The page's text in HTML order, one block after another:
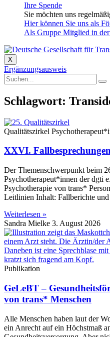
Ihre Spende
Sie möchten uns
Hier können Sie uns als
Als Gruppe Mitglied in
X
Ergänzungsausweis
Schlagwort:
Qualitätszirkel
XXVI.
Der Themenschwerpunkt beim
Psychotherapeut*innen der dgti
Psychotherapie von trans*
Leitlinien Inhalt: Fallberichte und
Weiterlesen »
Sandra Mielke 3. August 2026
Publikation
GeLeBT –
von trans* Menschen
Alle Menschen haben laut der
ein Anrecht auf ein Höchstmaß